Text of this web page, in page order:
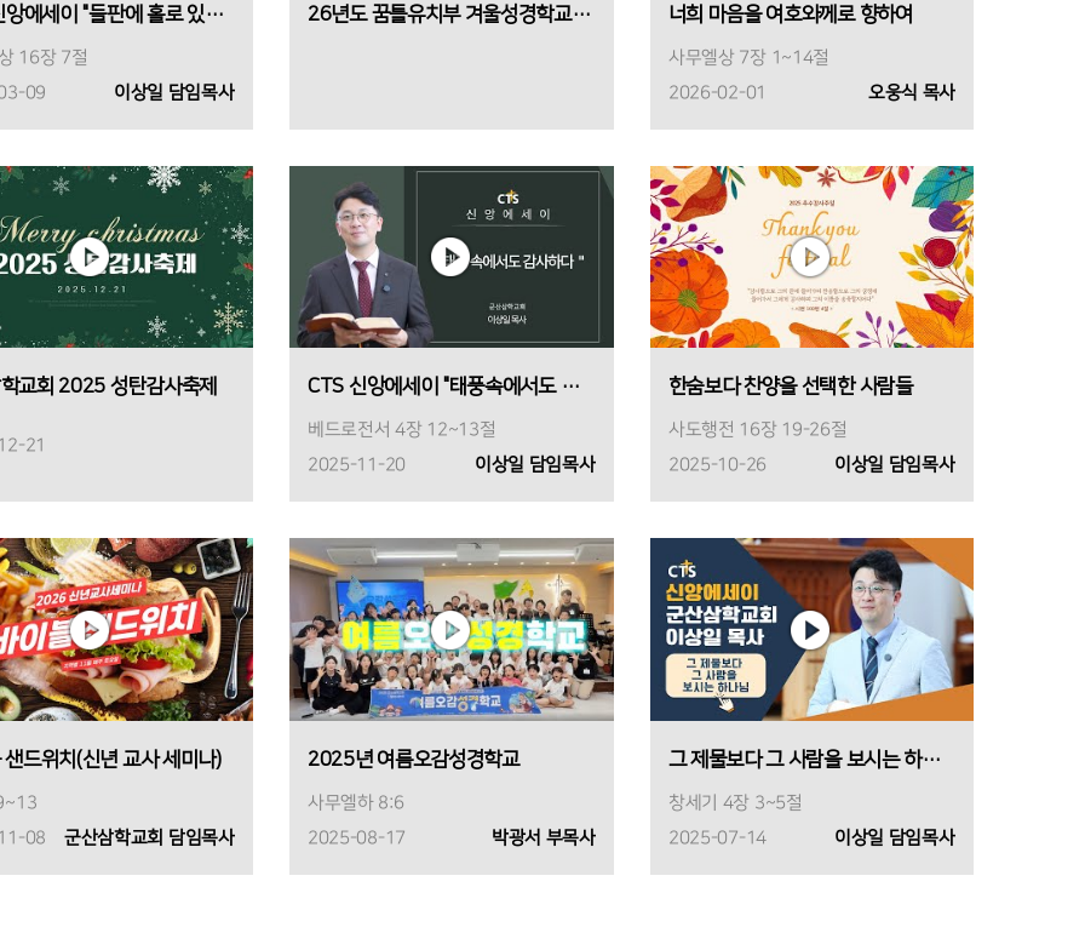
CTS 신앙에세이 "들판에 홀로 있는 것 같을때"
16장 7절
09
이상일 담임목사
26년도 꿈틀유치부 겨울성경학교 영상 너희 마음을 여호와께로 향하여
사무엘상 7장 1~14절
2026-02-01
오웅식 목사
교회 2025 성탄감사축제
21
CTS 신앙에세이 "태풍속에서도 감사하다"
베드로전서 4장 12~13절
2025-11-20
이상일 담임목사
한숨보다 찬양을 선택한 사람들
사도행전 16장 19-26절
2025-10-26
이상일 담임목사
샌드위치(신년 교사 세미나)
08
군산삼학교회 담임목사
2025년 여름오감성경학교
사무엘하 8:6
2025-08-17
박광서 부목사
그 제물보다 그 사람을 보시는 하나님
창세기 4장 3~5절
2025-07-14
이상일 담임목사